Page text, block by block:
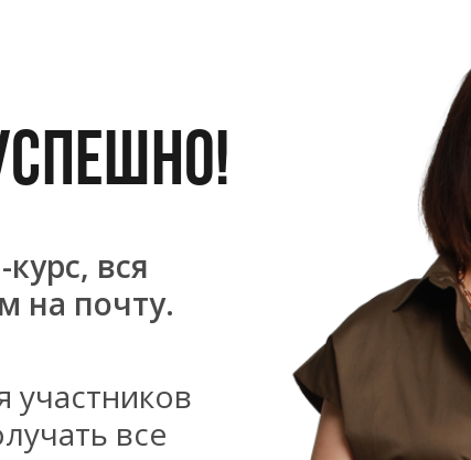
вся
на почту.
участников
все